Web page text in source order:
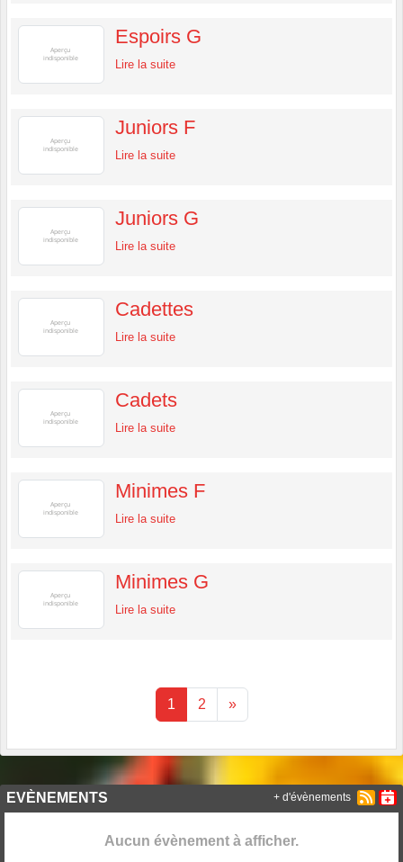
Espoirs G
Lire la suite
Juniors F
Lire la suite
Juniors G
Lire la suite
Cadettes
Lire la suite
Cadets
Lire la suite
Minimes F
Lire la suite
Minimes G
Lire la suite
1 2 »
EVÈNEMENTS
Aucun évènement à afficher.
+ d'évènements